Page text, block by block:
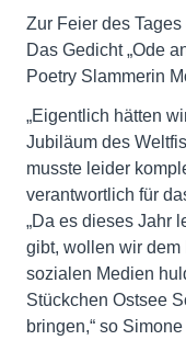
Zur Feier des
Das Gedicht „Ode
Poetry Slammerin
„Eigentlich hätten
Jubiläum des
musste leider
verantwortlich für
„Da es dieses Jahr
gibt, wollen wir
sozialen Medien
Stückchen Ostsee
bringen,“ so